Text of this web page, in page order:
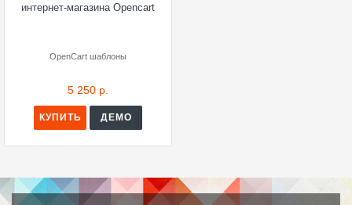
интернет-магазина Opencart
OpenCart шаблоны
5 250 р.
КУПИТЬ ДЕМО